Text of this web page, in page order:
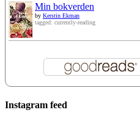
Min bokverden
by Kerstin Ekman
tagged: currently-reading
Instagram feed